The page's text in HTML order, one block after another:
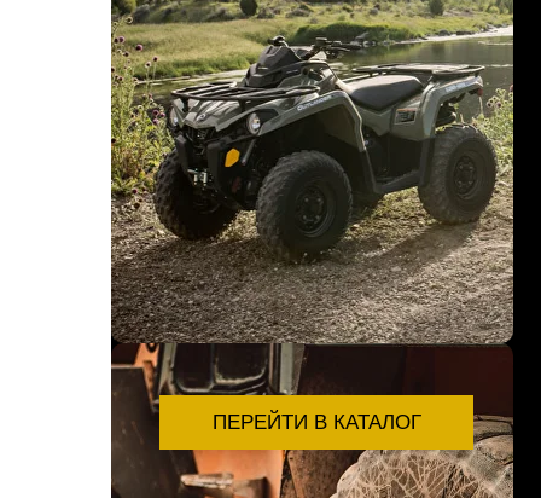
ПЕРЕЙТИ В КАТАЛОГ